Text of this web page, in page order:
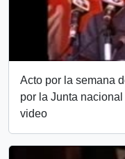
Acto por la semana
por la Junta
video